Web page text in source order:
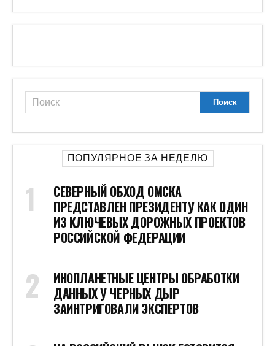
ПОПУЛЯРНОЕ ЗА НЕДЕЛЮ
СЕВЕРНЫЙ ОБХОД ОМСКА
ПРЕДСТАВЛЕН ПРЕЗИДЕНТУ КАК ОДИН
ИЗ КЛЮЧЕВЫХ ДОРОЖНЫХ ПРОЕКТОВ
РОССИЙСКОЙ ФЕДЕРАЦИИ
ИНОПЛАНЕТНЫЕ ЦЕНТРЫ ОБРАБОТКИ
ДАННЫХ У ЧЕРНЫХ ДЫР
ЗАИНТРИГОВАЛИ ЭКСПЕРТОВ